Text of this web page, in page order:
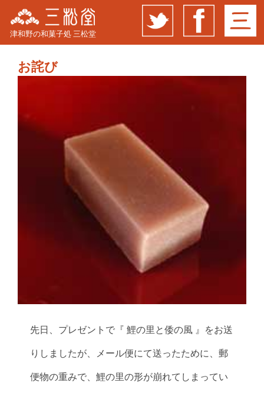
津和野の和菓子処 三松堂
お詫び
先日、プレゼントで『 鯉の里と倭の風 』をお送
りしましたが、メール便にて送ったために、郵
便物の重みで、鯉の里の形が崩れてしまってい